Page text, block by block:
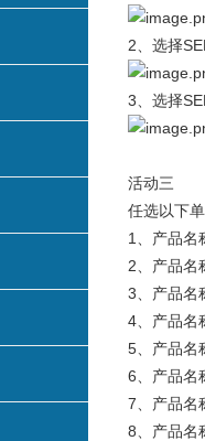
2、选择
3、选择
活动三
任选以下
1、产品名
2、产品名
3、产品名
4、产品名
5、产品名
6、产品名
7、产品名
8、产品名